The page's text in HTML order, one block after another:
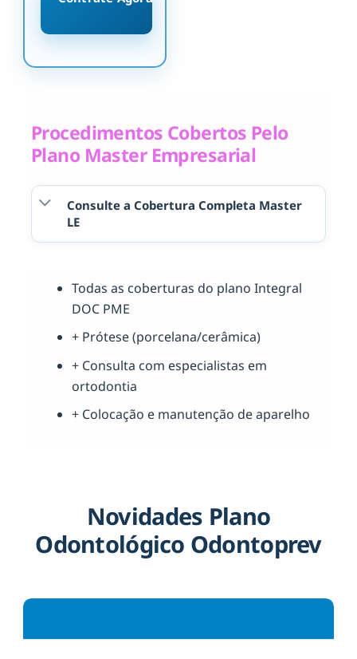
Procedimentos Cobertos Pelo
Plano Master Empresarial
Consulte a Cobertura Completa Master
LE
Todas as coberturas do plano Integral
DOC PME
+ Prótese (porcelana/cerâmica)
+ Consulta com especialistas em
ortodontia
+ Colocação e manutenção de aparelho
Novidades Plano
Odontológico Odontoprev